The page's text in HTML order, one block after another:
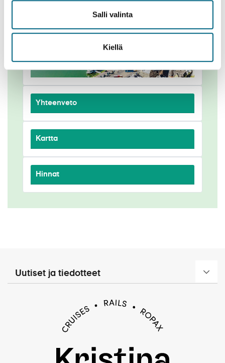
Salli valinta
Kiellä
Pidätämme oikeuden muutoksiin.
Yhteenveto
Kartta
Hinnat
Uutiset ja tiedotteet